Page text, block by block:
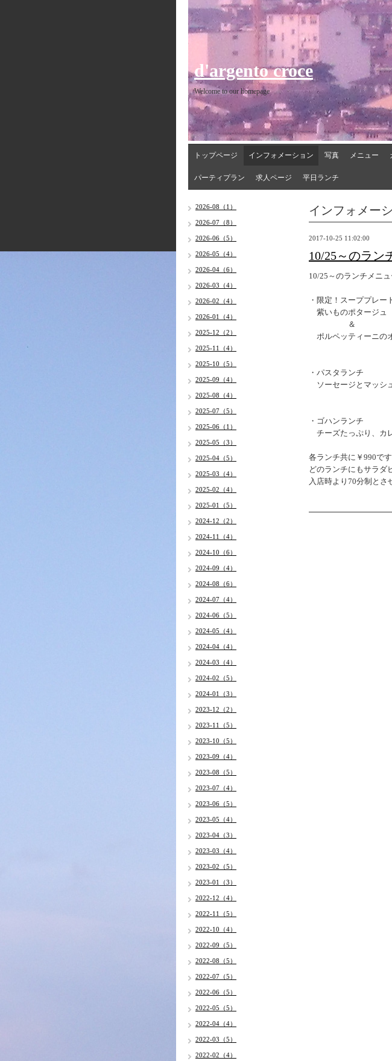
d'argento croce
Welcome to our homepage
トップページ インフォメーション 写真 メニュー
パーティプラン 求人ページ 平日ランチ
インフォメー
2017-10-25 11:02:00
10/25～のラン
10/25 ～のランチメニュ
・限定！スーププレー
紫いものポタージュ
＆
ポルペッティーニの
・パスタランチ
ソーセージとマッシ
・ゴハンランチ
チーズたっぷり、カ
各ランチ共に￥990です
どのランチにもサラダ
入店時より70分制とさ
2026-08（1）
2026-07（8）
2026-06（5）
2026-05（4）
2026-04（6）
2026-03（4）
2026-02（4）
2026-01（4）
2025-12（2）
2025-11（4）
2025-10（5）
2025-09（4）
2025-08（4）
2025-07（5）
2025-06（1）
2025-05（3）
2025-04（5）
2025-03（4）
2025-02（4）
2025-01（5）
2024-12（2）
2024-11（4）
2024-10（6）
2024-09（4）
2024-08（6）
2024-07（4）
2024-06（5）
2024-05（4）
2024-04（4）
2024-03（4）
2024-02（5）
2024-01（3）
2023-12（2）
2023-11（5）
2023-10（5）
2023-09（4）
2023-08（5）
2023-07（4）
2023-06（5）
2023-05（4）
2023-04（3）
2023-03（4）
2023-02（5）
2023-01（3）
2022-12（4）
2022-11（5）
2022-10（4）
2022-09（5）
2022-08（5）
2022-07（5）
2022-06（5）
2022-05（5）
2022-04（4）
2022-03（5）
2022-02（4）